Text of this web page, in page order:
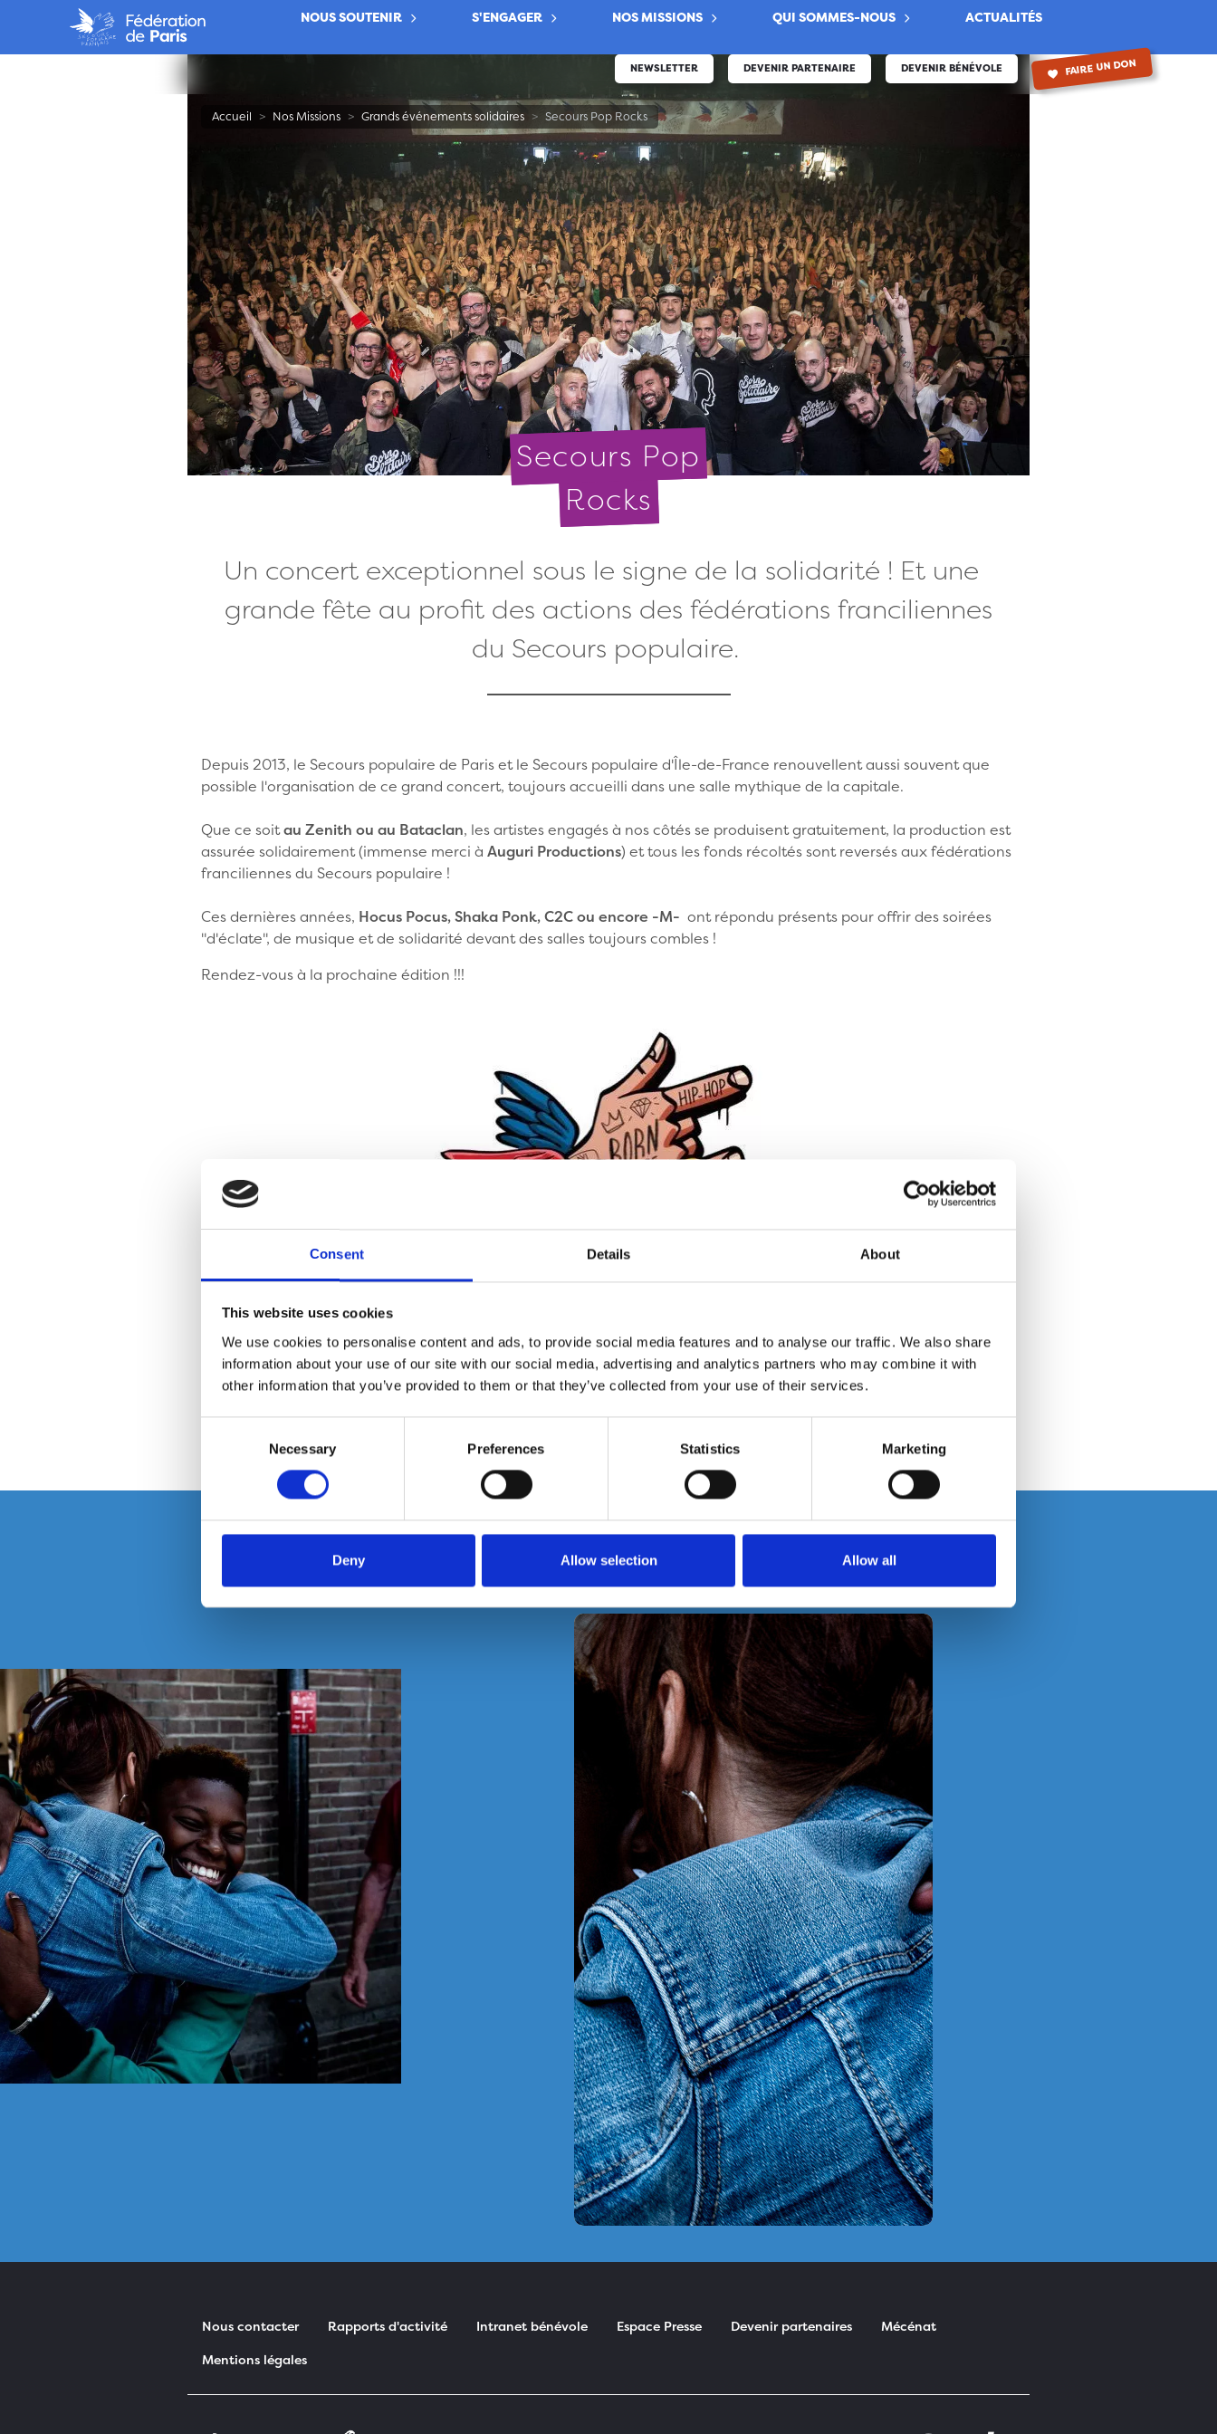
Consent Details About
This website uses cookies
We use cookies to personalise content and ads, to provide social media features and to analyse our traffic. We also share
information about your use of our site with our social media, advertising and analytics partners who may combine it with
other information that you’ve provided to them or that they’ve collected from your use of their services.
Necessary Preferences Statistics Marketing
Deny Allow selection Allow all
contenu
NOUS SOUTENIR S'ENGAGER NOS MISSIONS QUI SOMMES-NOUS ACTUALITÉS
Navigation principale NEWSLETTER DEVENIR PARTENAIRE DEVENIR BÉNÉVOLE FAIRE UN DON
Accueil Nos Missions Grands événements solidaires Secours Pop Rocks
Secours Pop
Rocks
Un concert exceptionnel sous le signe de la solidarité ! Et une
grande fête au profit des actions des fédérations franciliennes
du Secours populaire.
Depuis 2013, le Secours populaire de Paris et le Secours populaire d'Île-de-France renouvellent aussi souvent que
possible l'organisation de ce grand concert, toujours accueilli dans une salle mythique de la capitale.
Que ce soitau Zenith ou au Bataclan, les artistes engagés à nos côtés se produisent gratuitement, la production est
assurée solidairement (immense merci à Auguri Productions) et tous les fonds récoltés sont reversés aux fédérations
franciliennes du Secours populaire !
Ces dernières années, Hocus Pocus, Shaka Ponk, C2C ou encore -M- ont répondu présents pour offrir des soirées
"d'éclate", de musique et de solidarité devant des salles toujours combles !
Rendez-vous à la prochaine édition !!!
Pour tout savoir et découvrir le site de l'événement
C'est par ici !
Vous pouvez bénéficier d’une réduction d’impôt
limite de 1000€ de don par an et de 20% de votre
revenu imposable.
Nous contacter Rapports d'activité Intranet bénévole Espace Presse Devenir partenaires
Mécénat
Mentions légales